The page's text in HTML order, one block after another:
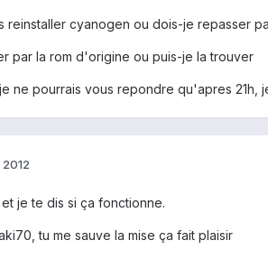
reinstaller cyanogen ou dois-je repasser
par la rom d'origine ou puis-je la trouver
ne pourrais vous repondre qu'apres 21h,
je te dis si ça fonctionne.
tu me sauve la mise ça fait plaisir